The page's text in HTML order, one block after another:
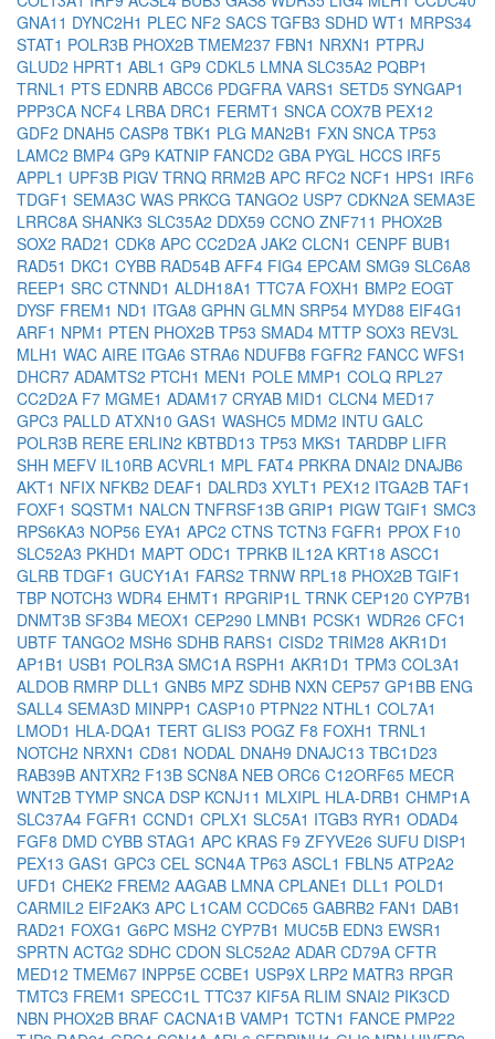
GNA11 DYNC2H1 PLEC NF2 SACS TGFB3 SDHD WT1 MRPS34
STAT1 POLR3B PHOX2B TMEM237 FBN1 NRXN1 PTPRJ
GLUD2 HPRT1 ABL1 GP9 CDKL5 LMNA SLC35A2 PQBP1
TRNL1 PTS EDNRB ABCC6 PDGFRA VARS1 SETD5 SYNGAP1
PPP3CA NCF4 LRBA DRC1 FERMT1 SNCA COX7B PEX12
GDF2 DNAH5 CASP8 TBK1 PLG MAN2B1 FXN SNCA TP53
LAMC2 BMP4 GP9 KATNIP FANCD2 GBA PYGL HCCS IRF5
APPL1 UPF3B PIGV TRNQ RRM2B APC RFC2 NCF1 HPS1 IRF6
TDGF1 SEMA3C WAS PRKCG TANGO2 USP7 CDKN2A SEMA3E
LRRC8A SHANK3 SLC35A2 DDX59 CCNO ZNF711 PHOX2B
SOX2 RAD21 CDK8 APC CC2D2A JAK2 CLCN1 CENPF BUB1
RAD51 DKC1 CYBB RAD54B AFF4 FIG4 EPCAM SMG9 SLC6A8
REEP1 SRC CTNND1 ALDH18A1 TTC7A FOXH1 BMP2 EOGT
DYSF FREM1 ND1 ITGA8 GPHN GLMN SRP54 MYD88 EIF4G1
ARF1 NPM1 PTEN PHOX2B TP53 SMAD4 MTTP SOX3 REV3L
MLH1 WAC AIRE ITGA6 STRA6 NDUFB8 FGFR2 FANCC WFS1
DHCR7 ADAMTS2 PTCH1 MEN1 POLE MMP1 COLQ RPL27
CC2D2A F7 MGME1 ADAM17 CRYAB MID1 CLCN4 MED17
GPC3 PALLD ATXN10 GAS1 WASHC5 MDM2 INTU GALC
POLR3B RERE ERLIN2 KBTBD13 TP53 MKS1 TARDBP LIFR
SHH MEFV IL10RB ACVRL1 MPL FAT4 PRKRA DNAI2 DNAJB6
AKT1 NFIX NFKB2 DEAF1 DALRD3 XYLT1 PEX12 ITGA2B TAF1
FOXF1 SQSTM1 NALCN TNFRSF13B GRIP1 PIGW TGIF1 SMC3
RPS6KA3 NOP56 EYA1 APC2 CTNS TCTN3 FGFR1 PPOX F10
SLC52A3 PKHD1 MAPT ODC1 TPRKB IL12A KRT18 ASCC1
GLRB TDGF1 GUCY1A1 FARS2 TRNW RPL18 PHOX2B TGIF1
TBP NOTCH3 WDR4 EHMT1 RPGRIP1L TRNK CEP120 CYP7B1
DNMT3B SF3B4 MEOX1 CEP290 LMNB1 PCSK1 WDR26 CFC1
UBTF TANGO2 MSH6 SDHB RARS1 CISD2 TRIM28 AKR1D1
AP1B1 USB1 POLR3A SMC1A RSPH1 AKR1D1 TPM3 COL3A1
ALDOB RMRP DLL1 GNB5 MPZ SDHB NXN CEP57 GP1BB ENG
SALL4 SEMA3D MINPP1 CASP10 PTPN22 NTHL1 COL7A1
LMOD1 HLA-DQA1 TERT GLIS3 POGZ F8 FOXH1 TRNL1
NOTCH2 NRXN1 CD81 NODAL DNAH9 DNAJC13 TBC1D23
RAB39B ANTXR2 F13B SCN8A NEB ORC6 C12ORF65 MECR
WNT2B TYMP SNCA DSP KCNJ11 MLXIPL HLA-DRB1 CHMP1A
SLC37A4 FGFR1 CCND1 CPLX1 SLC5A1 ITGB3 RYR1 ODAD4
FGF8 DMD CYBB STAG1 APC KRAS F9 ZFYVE26 SUFU DISP1
PEX13 GAS1 GPC3 CEL SCN4A TP63 ASCL1 FBLN5 ATP2A2
UFD1 CHEK2 FREM2 AAGAB LMNA CPLANE1 DLL1 POLD1
CARMIL2 EIF2AK3 APC L1CAM CCDC65 GABRB2 FAN1 DAB1
RAD21 FOXG1 G6PC MSH2 CYP7B1 MUC5B EDN3 EWSR1
SPRTN ACTG2 SDHC CDON SLC52A2 ADAR CD79A CFTR
MED12 TMEM67 INPP5E CCBE1 USP9X LRP2 MATR3 RPGR
TMTC3 FREM1 SPECC1L TTC37 KIF5A RLIM SNAI2 PIK3CD
NBN PHOX2B BRAF CACNA1B VAMP1 TCTN1 FANCE PMP22